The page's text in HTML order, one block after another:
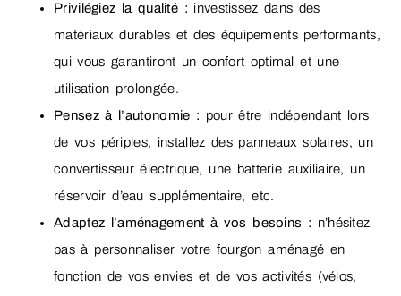
Privilégiez la qualité : investissez dans des
matériaux durables et des équipements performants,
qui vous garantiront un confort optimal et une
utilisation prolongée.
Pensez à l’autonomie : pour être indépendant lors
de vos périples, installez des panneaux solaires, un
convertisseur électrique, une batterie auxiliaire, un
réservoir d’eau supplémentaire, etc.
Adaptez l’aménagement à vos besoins : n’hésitez
pas à personnaliser votre fourgon aménagé en
fonction de vos envies et de vos activités (vélos,